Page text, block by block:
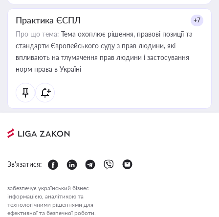
Практика ЄСПЛ +7
Про що тема: Тема охоплює рішення, правові позиції та
стандарти Європейського суду з прав людини, які
впливають на тлумачення прав людини і застосування
норм права в Україні
Зв'язатися:
забезпечує український бізнес
інформацією, аналітикою та
технологічними рішеннями для
ефективної та безпечної роботи.